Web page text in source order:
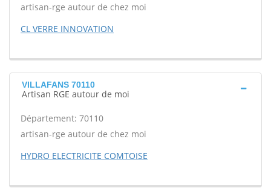
artisan-rge autour de chez moi
CL VERRE INNOVATION
VILLAFANS 70110
Artisan RGE autour de moi
Département: 70110
artisan-rge autour de chez moi
HYDRO ELECTRICITE COMTOISE